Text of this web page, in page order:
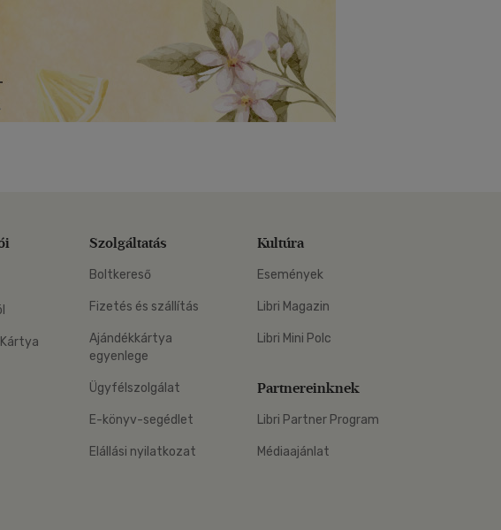
Szolgáltatás
Boltkereső
Fizetés és szállítás
Ajándékkártya
egyenlege
Ügyfélszolgálat
E-könyv-segédlet
Elállási nyilatkozat
Kultúra
Események
Libri Magazin
Libri Mini Polc
Partnereinknek
Libri Partner Program
Médiaajánlat